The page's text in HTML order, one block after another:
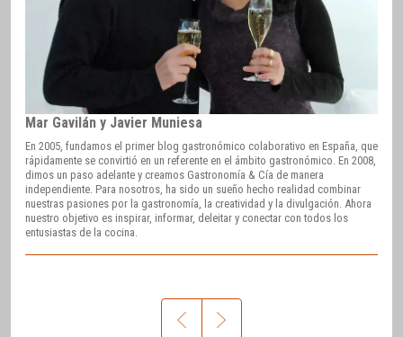
Mar Gavilán y Javier Muniesa
En 2005, fundamos el primer blog gastronómico colaborativo en España, que
rápidamente se convirtió en un referente en el ámbito gastronómico. En 2008,
dimos un paso adelante y creamos Gastronomía & Cía de manera
independiente. Para nosotros, ha sido un sueño hecho realidad combinar
nuestras pasiones por la gastronomía, la creatividad y la divulgación. Ahora
nuestro objetivo es inspirar, informar, deleitar y conectar con todos los
entusiastas de la cocina.